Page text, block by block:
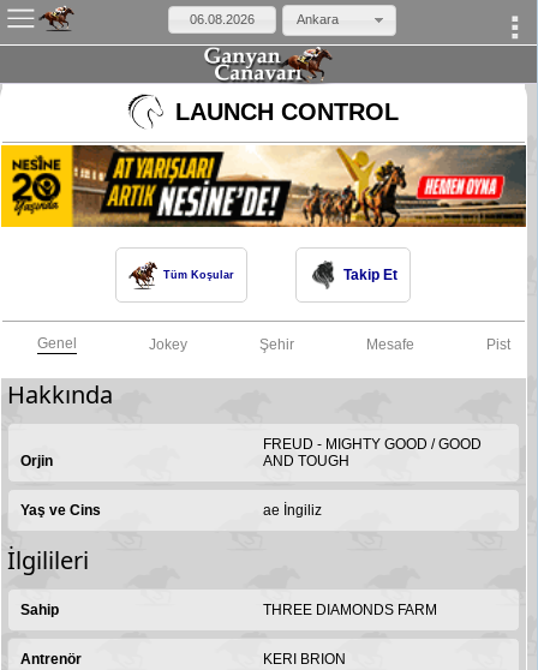
Ankara
LAUNCH CONTROL
Tüm Koşular Takip Et
Genel Jokey Şehir Mesafe Pist
Hakkında
Orjin
FREUD - MIGHTY GOOD / GOOD
AND TOUGH
Yaş ve Cins ae İngiliz
İlgilileri
Sahip THREE DIAMONDS FARM
Antrenör KERI BRION
×